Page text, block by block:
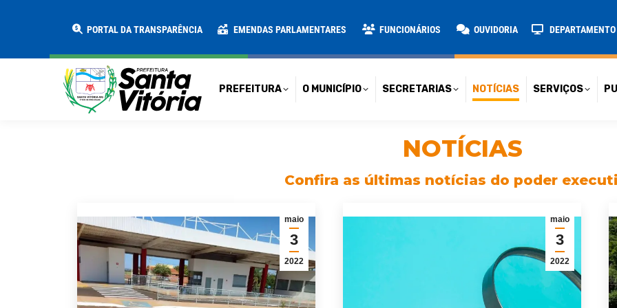
PORTAL DA TRANSPARÊNCIA EMENDAS PARLAMENTARES FUNCIONÁRIOS OUVIDORIA
PREFEITURA O MUNICÍPIO SECRETARIAS NOTÍCIAS SERVIÇOS
NOTÍCIAS
Confira as últimas notícias do poder
maio
3
2022
maio
3
2022